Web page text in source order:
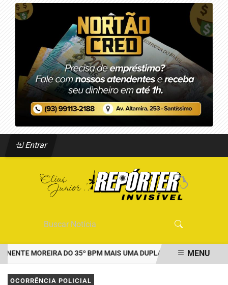
Entrar
MOREIRA DO 35º BPM MAIS UMA DUPLA PRESA POR TRÁFICO
EM ALTA
MENU
OCORRÊNCIA POLICIAL